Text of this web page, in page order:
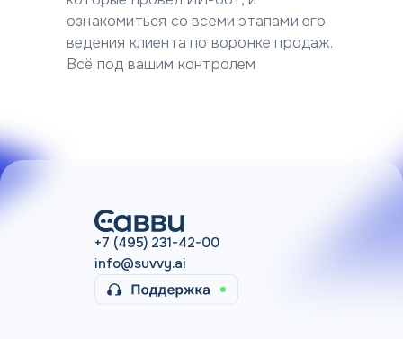
ознакомиться со всеми этапами его
ведения клиента по воронке продаж.
Всё под вашим контролем
+7 (495) 231-42-00
info@suvvy.ai